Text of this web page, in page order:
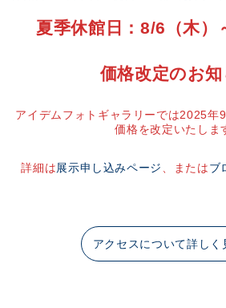
夏季休館日：8/6（木）
価格改定のお
アイデムフォトギャラリーでは2025年
価格を改定いたしま
詳細は展示申し込みページ 、またはブ
アクセスについて詳しく